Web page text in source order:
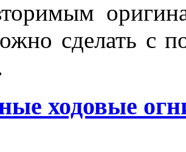
сделать с
ходовые